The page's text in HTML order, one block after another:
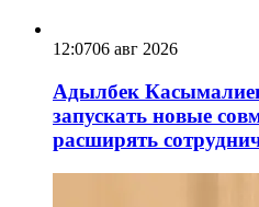
12:0706 авг 2026
Адылбек
запускать новые
расширять